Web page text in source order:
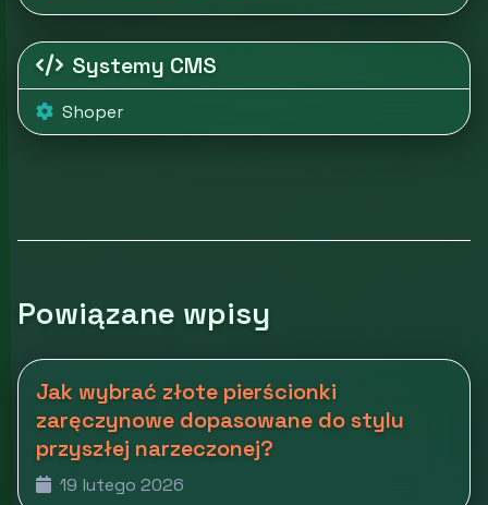
Systemy CMS
Shoper
Powiązane wpisy
Jak wybrać złote pierścionki
zaręczynowe dopasowane do stylu
przyszłej narzeczonej?
19 lutego 2026